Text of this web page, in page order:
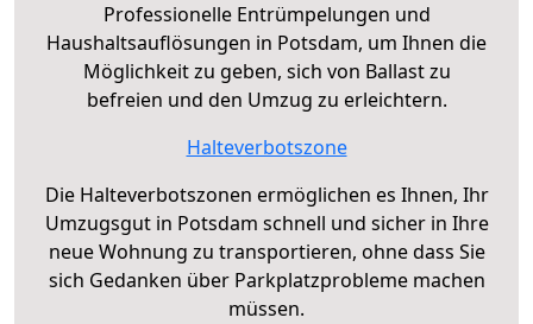
Professionelle Entrümpelungen und
Haushaltsauflösungen in Potsdam, um Ihnen die
Möglichkeit zu geben, sich von Ballast zu
befreien und den Umzug zu erleichtern.
Halteverbotszone
Die Halteverbotszonen ermöglichen es Ihnen, Ihr
Umzugsgut in Potsdam schnell und sicher in Ihre
neue Wohnung zu transportieren, ohne dass Sie
sich Gedanken über Parkplatzprobleme machen
müssen.